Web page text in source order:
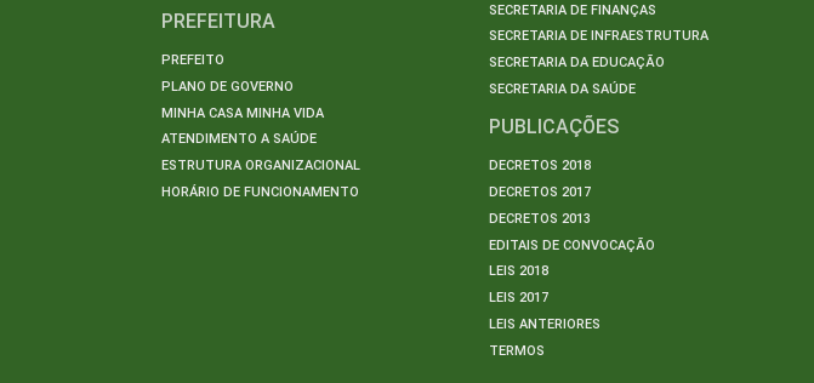
PREFEITURA
PREFEITO
PLANO DE GOVERNO
MINHA CASA MINHA VIDA
ATENDIMENTO A SAÚDE
ESTRUTURA ORGANIZACIONAL
HORÁRIO DE FUNCIONAMENTO
SECRETARIA DE FINANÇAS
SECRETARIA DE INFRAESTRUTURA
SECRETARIA DA EDUCAÇÃO
SECRETARIA DA SAÚDE
PUBLICAÇÕES
DECRETOS 2018
DECRETOS 2017
DECRETOS 2013
EDITAIS DE CONVOCAÇÃO
LEIS 2018
LEIS 2017
LEIS ANTERIORES
TERMOS